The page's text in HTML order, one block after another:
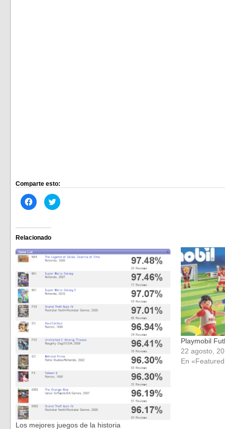
Comparte esto:
Haz
clic
Facebook
(Se
abre
en
una
ventana
Haz
clic
en
una
ventana
Relacionado
Los mejores juegos de la historia
Playmobil
22 agosto,
En